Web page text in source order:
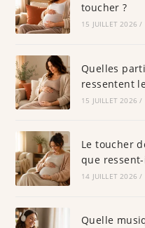
toucher ?
15 JUILLET 2026 /
Quelles
ressentent
15 JUILLET 2026 /
Le toucher
que
14 JUILLET 2026 /
Quelle